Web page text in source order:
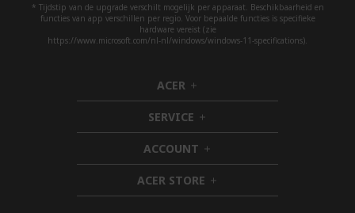
* Tijdstip van de upgrade verschilt mogelijk per apparaat. Beschikbaarheid en
functies van app verschillen per regio. Voor bepaalde functies is specifieke
hardware vereist (zie
https://www.microsoft.com/nl-nl/windows/windows-11-specifications).
ACER h
i
d
d
e
n
SERVICE h
i
d
d
e
n
ACCOUNT h
i
d
d
ACER STORE h
i